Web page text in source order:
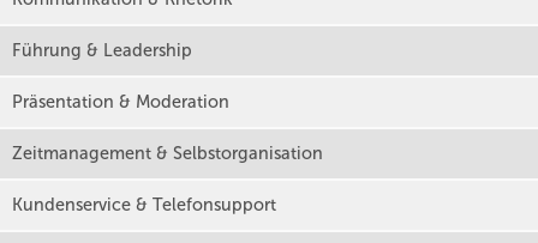
Führung & Leadership
Präsentation & Moderation
Zeitmanagement & Selbstorganisation
Kundenservice & Telefonsupport